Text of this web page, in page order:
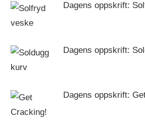
Dagens oppskrift:
Dagens oppskrift:
Dagens oppskrift: